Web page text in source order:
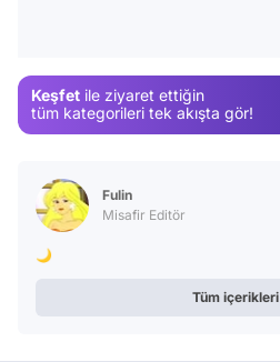
Keşfet ile ziyaret ettiğin
tüm kategorileri tek akışta gör!
Fulin
Misafir Editör
🌙
Tüm içerikleri